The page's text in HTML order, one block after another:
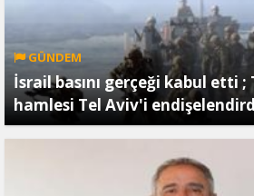
GÜNDEM
İsrail basını gerçeği kabul etti
hamlesi Tel Aviv'i